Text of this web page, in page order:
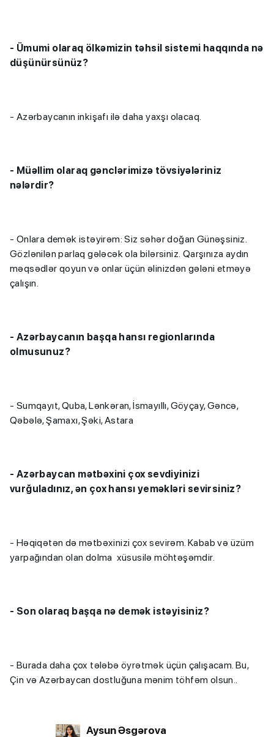
- Ümumi olaraq ölkəmizin təhsil sistemi haqqında nə
düşünürsünüz?
- Azərbaycanın inkişafı ilə daha yaxşı olacaq.
- Müəllim olaraq gənclərimizə tövsiyələriniz
nələrdir?
- Onlara demək istəyirəm: Siz səhər doğan Günəşsiniz.
Gözlənilən parlaq gələcək ola bilərsiniz. Qarşınıza aydın
məqsədlər qoyun və onlar üçün əlinizdən gələni etməyə
çalışın.
- Azərbaycanın başqa hansı regionlarında
olmusunuz?
- Sumqayıt, Quba, Lənkəran, İsmayıllı, Göyçay, Gəncə,
Qəbələ, Şamaxı, Şəki, Astara
- Azərbaycan mətbəxini çox sevdiyinizi
vurğuladınız, ən çox hansı yeməkləri sevirsiniz?
- Həqiqətən də mətbəxinizi çox sevirəm. Kabab və üzüm
yarpağından olan dolma xüsusilə möhtəşəmdir.
- Son olaraq başqa nə demək istəyisiniz?
- Burada daha çox tələbə öyrətmək üçün çalışacam. Bu,
Çin və Azərbaycan dostluğuna mənim töhfəm olsun..
Aysun Əsgərova